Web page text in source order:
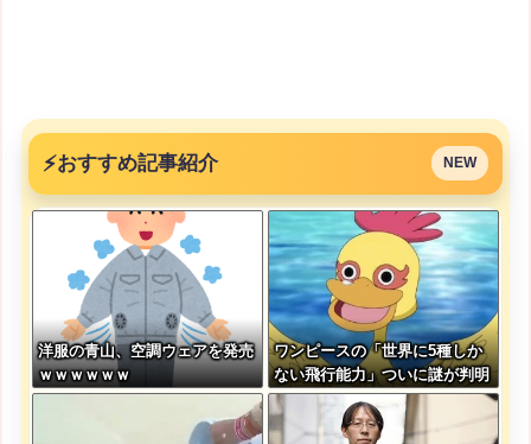
⚡おすすめ記事紹介 NEW
洋服の青山、空調ウェアを発売
ｗｗｗｗｗｗ
ワンピースの「世界に5種しか
ない飛行能力」ついに謎が判明
するｗｗｗｗ